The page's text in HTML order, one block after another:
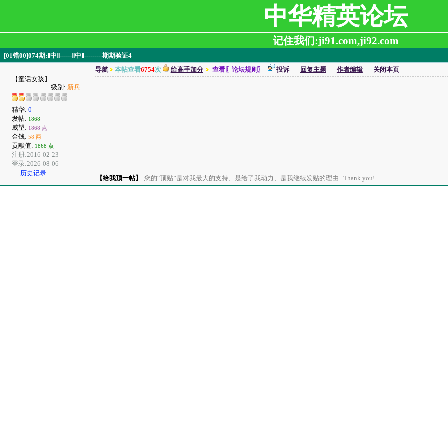
中华精英论坛
记住我们:ji91.com,ji92.com
[01错00]074期:Ⅱ中Ⅱ------Ⅱ中Ⅱ---------期期验证4
【童话女孩】
级别: 新兵
精华: 0
发帖: 1868
威望: 1868 点
金钱: 58 两
贡献值: 1868 点
注册:2016-02-23
登录:2026-08-06
历史记录
导航 本帖查看6754次 给高手加分 查看〖论坛规则〗 投诉 回复主题 作者编辑 关闭本页
【给我顶一帖】 您的“顶贴”是对我最大的支持、是给了我动力、是我继续发贴的理由...Thank you!